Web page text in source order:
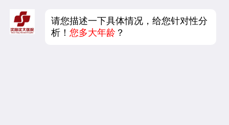
请您描述一下具体情况，给您针对性分
析！您多大年龄 ？